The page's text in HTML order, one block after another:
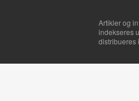
Artikler og
indekseres
distribueres